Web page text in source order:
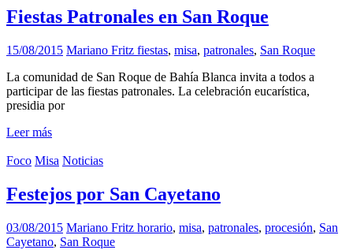
Fiestas Patronales en San Roque
15/08/2015 Mariano Fritz fiestas, misa, patronales, San Roque
La comunidad de San Roque de Bahía Blanca invita a todos a
participar de las fiestas patronales. La celebración eucarística,
presidia por
Leer más
Foco Misa Noticias
Festejos por San Cayetano
03/08/2015 Mariano Fritz horario, misa, patronales, procesión, San
Cayetano, San Roque